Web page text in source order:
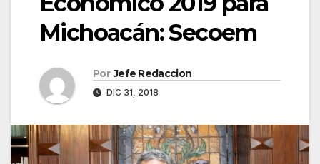
Michoacán: Secoem
Por Jefe Redaccion
DIC 31, 2018